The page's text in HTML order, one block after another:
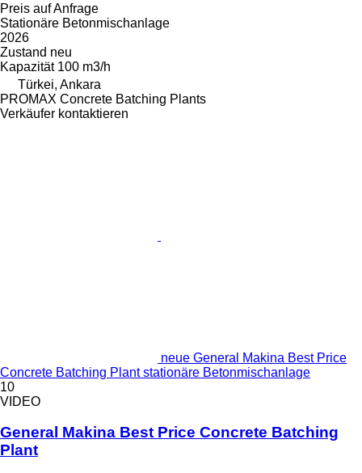
Preis auf Anfrage
Stationäre Betonmischanlage
2026
Zustand neu
Kapazität 100 m3/h
Türkei, Ankara
PROMAX Concrete Batching Plants
Verkäufer kontaktieren
neue General Makina Best Price
Concrete Batching Plant stationäre Betonmischanlage
10
VIDEO
General Makina Best Price Concrete Batching
Plant